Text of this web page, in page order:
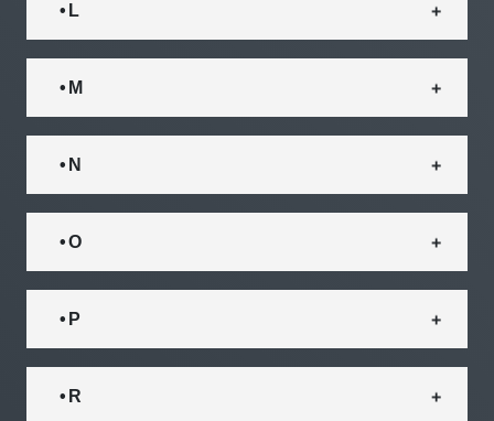
• L
• M
• N
• O
• P
• R